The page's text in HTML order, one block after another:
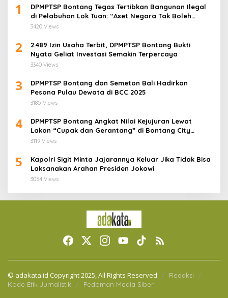
1
DPMPTSP Bontang Tegas Tertibkan Bangunan Ilegal
di Pelabuhan Lok Tuan: “Aset Negara Tak Boleh
Dikuasai!”
3420 Views
2
2.489 Izin Usaha Terbit, DPMPTSP Bontang Bukti
Nyata Geliat Investasi Semakin Terpercaya
3340 Views
3
DPMPTSP Bontang dan Semeton Bali Hadirkan
Pesona Pulau Dewata di BCC 2025
3185 Views
4
DPMPTSP Bontang Angkat Nilai Kejujuran Lewat
Lakon “Cupak dan Gerantang” di Bontang City
Carnaval 2025
3119 Views
5
Kapolri Sigit Minta Jajarannya Keluar Jika Tidak Bisa
Laksanakan Arahan Presiden Jokowi
3064 Views
© adakata.id Copyright 2025, All Rights Reserved
Redaksi
Kode Etik Jurnalistik
Pedoman Media Siber